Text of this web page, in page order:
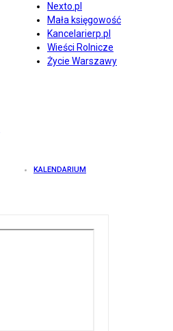
Nexto.pl
Mała księgowość
Kancelarierp.pl
Wieści Rolnicze
Życie Warszawy
KALENDARIUM